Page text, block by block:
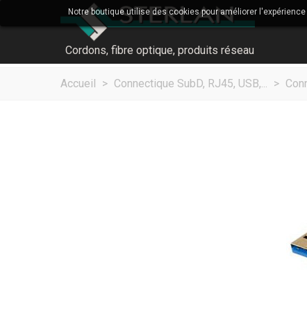
Cordons, fibre optique, produits réseau
Notre boutique utilise des cookies pour améliorer
Accueil > Connectique SubD, RJ45, USB,... >